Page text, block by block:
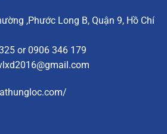
,Phước Long B, Quận 9, Hồ Chí
or 0906 346 179